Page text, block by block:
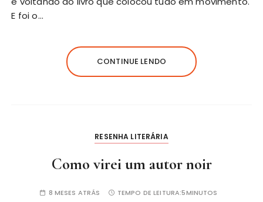
E foi o…
CONTINUE LENDO
RESENHA LITERÁRIA
Como virei um autor noir
8 MESES ATRÁS TEMPO DE LEITURA:5MINUTOS